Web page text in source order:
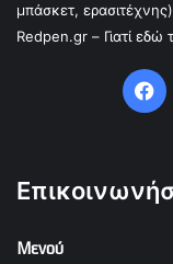
μπάσκετ,
Redpen.gr – Γιατί
Μενού